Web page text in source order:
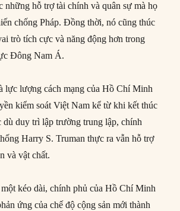
những hỗ trợ tài chính và quân sự mà họ
chống Pháp. Đồng thời, nó cũng thúc
trò tích cực và năng động hơn trong
Đông Nam Á.
lực lượng cách mạng của Hồ Chí Minh
kiểm soát Việt Nam kể từ khi kết thúc
dù duy trì lập trường trung lập, chính
Harry S. Truman thực ra vẫn hỗ trợ
và vật chất.
kéo dài, chính phủ của Hồ Chí Minh
ứng của chế độ cộng sản mới thành